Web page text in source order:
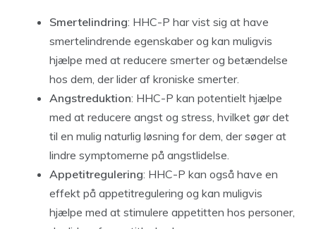
Smertelindring: HHC-P har vist sig at have
smertelindrende egenskaber og kan muligvis
hjælpe med at reducere smerter og betændelse
hos dem, der lider af kroniske smerter.
Angstreduktion: HHC-P kan potentielt hjælpe
med at reducere angst og stress, hvilket gør det
til en mulig naturlig løsning for dem, der søger at
lindre symptomerne på angstlidelse.
Appetitregulering: HHC-P kan også have en
effekt på appetitregulering og kan muligvis
hjælpe med at stimulere appetitten hos personer,